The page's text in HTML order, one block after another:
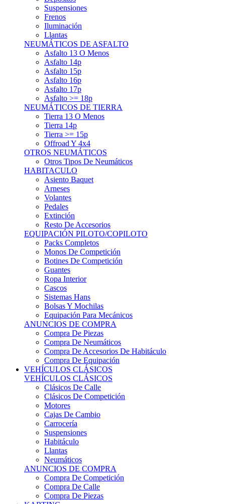
Suspensiones
Frenos
Iluminación
Llantas
NEUMÁTICOS DE ASFALTO
Asfalto 13 O Menos
Asfalto 14p
Asfalto 15p
Asfalto 16p
Asfalto 17p
Asfalto >= 18p
NEUMÁTICOS DE TIERRA
Tierra 13 O Menos
Tierra 14p
Tierra >= 15p
Offroad Y 4x4
OTROS NEUMÁTICOS
Otros Tipos De Neumáticos
HABITACULO
Asiento Baquet
Arneses
Volantes
Pedales
Extinción
Resto De Accesorios
EQUIPACIÓN PILOTO/COPILOTO
Packs Completos
Monos De Competición
Botines De Competición
Guantes
Ropa Interior
Cascos
Sistemas Hans
Bolsas Y Mochilas
Equipación Para Mecánicos
ANUNCIOS DE COMPRA
Compra De Piezas
Compra De Neumáticos
Compra De Accesorios De Habitáculo
Compra De Equipación
VEHÍCULOS CLÁSICOS
VEHÍCULOS CLÁSICOS
Clásicos De Calle
Clásicos De Competición
Motores
Cajas De Cambio
Carrocería
Suspensiones
Habitáculo
Llantas
Neumáticos
ANUNCIOS DE COMPRA
Compra De Competición
Compra De Calle
Compra De Piezas